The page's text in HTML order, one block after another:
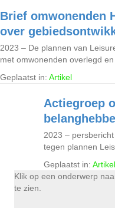
Brief omwonenden
over
2023 – De plannen van
met omwonenden overlegd
Geplaatst in: Artikel
Actiegroep
2023 –
tegen plannen
Geplaatst in: Artikel
Klik op een onderwerp
te zien.